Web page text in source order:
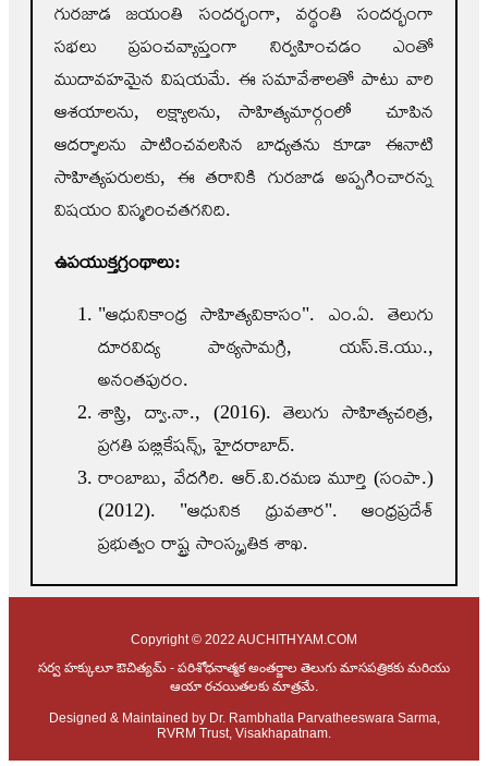
గురజాడ జయంతి సందర్భంగా, వర్థంతి సందర్భంగా
సభలు ప్రపంచవ్యాప్తంగా నిర్వహించడం ఎంతో
ముదావహమైన విషయమే. ఈ సమావేశాలతో పాటు వారి
ఆశయాలను, లక్ష్యాలను, సాహిత్యమార్గంలో చూపిన
ఆదర్శాలను పాటించవలసిన బాధ్యతను కూడా ఈనాటి
సాహిత్యపరులకు, ఈ తరానికి గురజాడ అప్పగించారన్న
విషయం విస్మరించతగనిది.
ఉపయుక్తగ్రంథాలు:
"ఆధునికాంధ్ర సాహిత్యవికాసం". ఎం.ఏ. తెలుగు
దూరవిద్య పాఠ్యసామగ్రి, యస్.కె.యు.,
అనంతపురం.
శాస్త్రి, ద్వా.నా., (2016). తెలుగు సాహిత్యచరిత్ర,
ప్రగతి పబ్లికేషన్స్, హైదరాబాద్.
రాంబాబు, వేదగిరి. ఆర్.వి.రమణ మూర్తి (సంపా.)
(2012). "ఆధునిక ధ్రువతార". ఆంధ్రప్రదేశ్
ప్రభుత్వం రాష్ట్ర సాంస్కృతిక శాఖ.
Copyright © 2022 AUCHITHYAM.COM
సర్వ హక్కులూ ఔచిత్యమ్ - పరిశోధనాత్మక అంతర్జాల తెలుగు మాసపత్రికకు మరియు
ఆయా రచయితలకు మాత్రమే.
Designed & Maintained by Dr. Rambhatla Parvatheeswara Sarma,
RVRM Trust, Visakhapatnam.